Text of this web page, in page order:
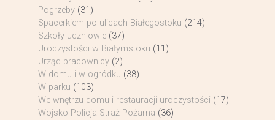
Pogrzeby (31)
Spacerkiem po ulicach Białegostoku (214)
Szkoły uczniowie (37)
Uroczystości w Białymstoku (11)
Urząd pracownicy (2)
W domu i w ogródku (38)
W parku (103)
We wnętrzu domu i restauracji uroczystości (17)
Wojsko Policja Straż Pożarna (36)